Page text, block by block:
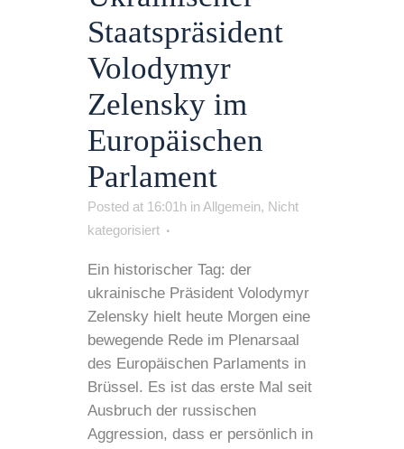
Staatspräsident
Volodymyr
Zelensky im
Europäischen
Parlament
Posted at 16:01h inAllgemein, Nicht
kategorisiert
Ein historischer Tag: der
ukrainische Präsident Volodymyr
Zelensky hielt heute Morgen eine
bewegende Rede im Plenarsaal
des Europäischen Parlaments in
Brüssel. Es ist das erste Mal seit
Ausbruch der russischen
Aggression, dass er persönlich in